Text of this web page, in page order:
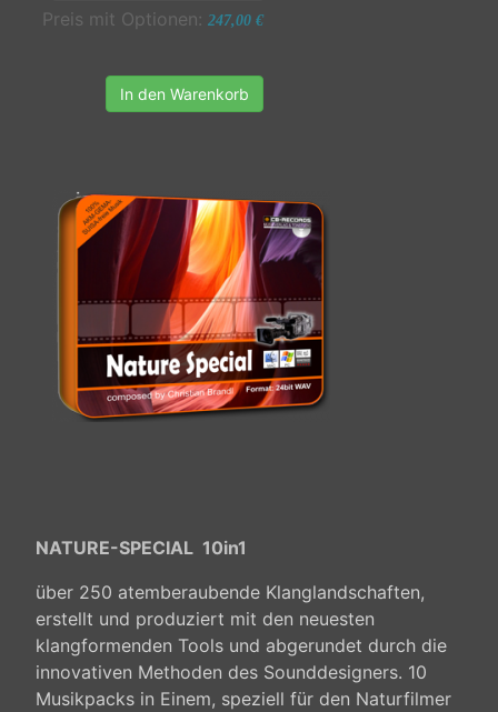
Preis mit Optionen: 247,00 €
In den Warenkorb
NATURE-SPECIAL 10in1
über 250 atemberaubende Klanglandschaften,
erstellt und produziert mit den neuesten
klangformenden Tools und abgerundet durch die
innovativen Methoden des Sounddesigners. 10
Musikpacks in Einem, speziell für den Naturfilmer